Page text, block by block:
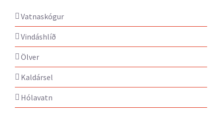
Vatnaskógur
Vindáshlíð
Ölver
Kaldársel
Hólavatn